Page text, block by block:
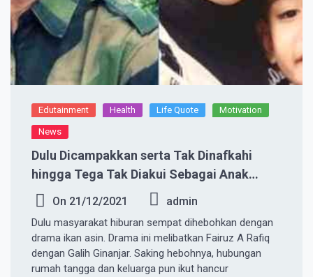
Edutainment Health Life Quote Motivation
News
Dulu Dicampakkan serta Tak Dinafkahi
hingga Tega Tak Diakui Sebagai Anak
Kandung Oleh Galih Ginanjar, Putra Fairuz
A Rafiq ini Kini Bahagia dengan Ayah
Sambung Sampai Pamerkan Hafalan
AlQuran
On 21/12/2021 admin
Dulu masyarakat hiburan sempat dihebohkan dengan
drama ikan asin. Drama ini melibatkan Fairuz A Rafiq
dengan Galih Ginanjar. Saking hebohnya, hubungan
rumah tangga dan keluarga pun ikut hancur